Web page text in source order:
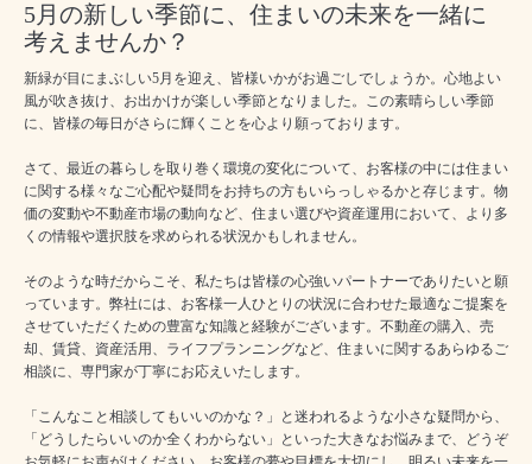
5月の新しい季節に、住まいの未来を一緒に
考えませんか？
新緑が目にまぶしい5月を迎え、皆様いかがお過ごしでしょうか。心地よい
風が吹き抜け、お出かけが楽しい季節となりました。この素晴らしい季節
に、皆様の毎日がさらに輝くことを心より願っております。
さて、最近の暮らしを取り巻く環境の変化について、お客様の中には住まい
に関する様々なご心配や疑問をお持ちの方もいらっしゃるかと存じます。物
価の変動や不動産市場の動向など、住まい選びや資産運用において、より多
くの情報や選択肢を求められる状況かもしれません。
そのような時だからこそ、私たちは皆様の心強いパートナーでありたいと願
っています。弊社には、お客様一人ひとりの状況に合わせた最適なご提案を
させていただくための豊富な知識と経験がございます。不動産の購入、売
却、賃貸、資産活用、ライフプランニングなど、住まいに関するあらゆるご
相談に、専門家が丁寧にお応えいたします。
「こんなこと相談してもいいのかな？」と迷われるような小さな疑問から、
「どうしたらいいのか全くわからない」といった大きなお悩みまで、どうぞ